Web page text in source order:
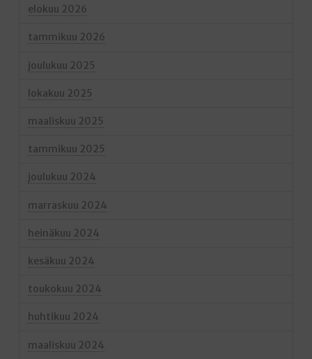
elokuu 2026
tammikuu 2026
joulukuu 2025
lokakuu 2025
maaliskuu 2025
tammikuu 2025
joulukuu 2024
marraskuu 2024
heinäkuu 2024
kesäkuu 2024
toukokuu 2024
huhtikuu 2024
maaliskuu 2024